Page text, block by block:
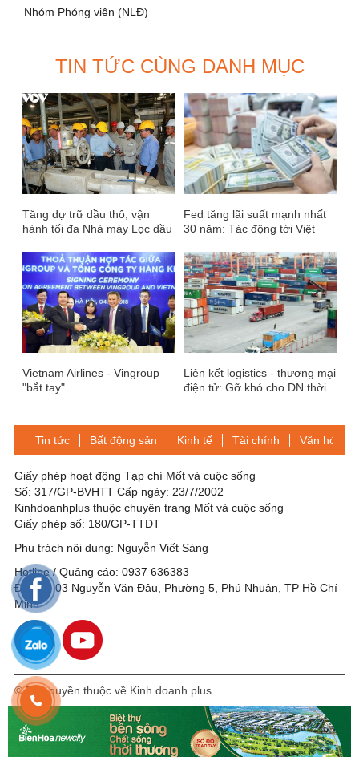
Nhóm Phóng viên (NLĐ)
TIN TỨC CÙNG DANH MỤC
Tăng dự trữ dầu thô, vận
hành tối đa Nhà máy Lọc dầu
Fed tăng lãi suất mạnh nhất
30 năm: Tác động tới Việt
Vietnam Airlines - Vingroup
"bắt tay"
Liên kết logistics - thương mại
điện tử: Gỡ khó cho DN thời
Tin tức Bất động sản Kinh tế Tài chính Văn hóa-
Giấy phép hoạt động Tạp chí Mốt và cuộc sống
Số: 317/GP-BVHTT Cấp ngày: 23/7/2002
Kinhdoanhplus thuộc chuyên trang Mốt và cuộc sống
Giấy phép số: 180/GP-TTDT
Phụ trách nội dung: Nguyễn Viết Sáng
Hotline / Quảng cáo: 0937 636383
Địa chỉ: 03 Nguyễn Văn Đậu, Phường 5, Phú Nhuận, TP Hồ Chí
Minh
© Bản quyền thuộc về Kinh doanh plus.